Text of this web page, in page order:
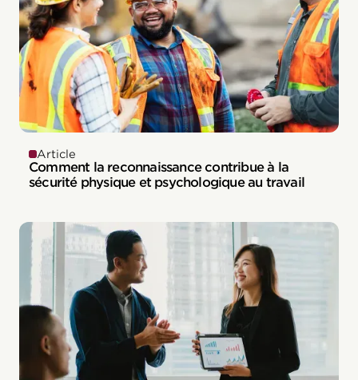
Article
Comment la reconnaissance contribue à la
sécurité physique et psychologique au travail